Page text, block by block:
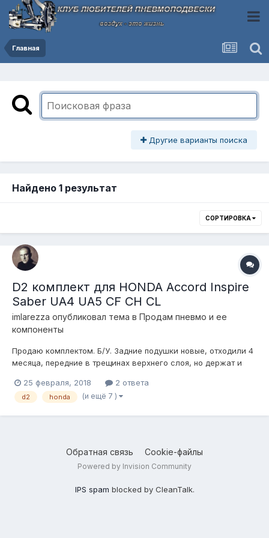
Главная
Другие варианты поиска
Найдено 1 результат
СОРТИРОВКА
D2 комплект для HONDA Accord Inspire
Saber UA4 UA5 CF CH CL
imlarezza опубликовал тема в Продам пневмо и ее
компоненты
Продаю комплектом. Б/У. Задние подушки новые, отходили 4
месяца, передние в трещинах верхнего слоя, но держат и
Ресирвер D2; Газовые клапана на 2 контура (4шт.); Пульт
AceOfAce для 2х контуров(в довесок дам беспровод...
25 февраля, 2018 2 ответа
d2 honda (и ещё 7 )
Обратная связь Cookie-файлы
Powered by Invision Community
IPS spam blocked by CleanTalk.